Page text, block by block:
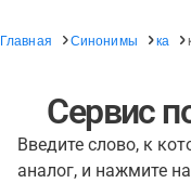
Главная Синонимы ка
Сервис
Введите слово, к
аналог, и нажмите